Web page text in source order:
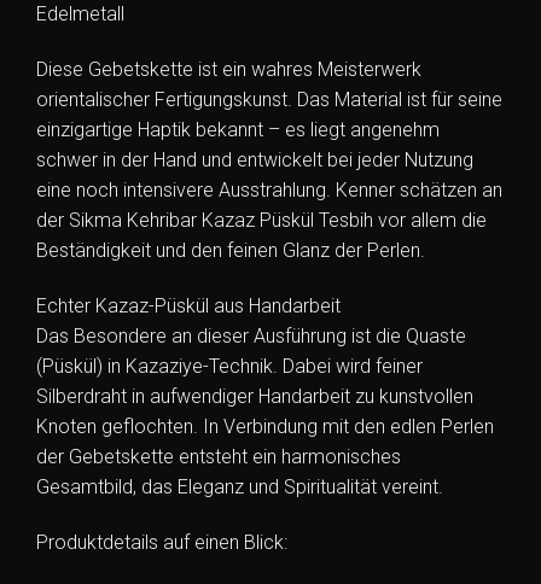
Edelmetall
Diese Gebetskette ist ein wahres Meisterwerk
orientalischer Fertigungskunst. Das Material ist für seine
einzigartige Haptik bekannt – es liegt angenehm
schwer in der Hand und entwickelt bei jeder Nutzung
eine noch intensivere Ausstrahlung. Kenner schätzen an
der Sikma Kehribar Kazaz Püskül Tesbih vor allem die
Beständigkeit und den feinen Glanz der Perlen.
Echter Kazaz-Püskül aus Handarbeit
Das Besondere an dieser Ausführung ist die Quaste
(Püskül) in Kazaziye-Technik. Dabei wird feiner
Silberdraht in aufwendiger Handarbeit zu kunstvollen
Knoten geflochten. In Verbindung mit den edlen Perlen
der Gebetskette entsteht ein harmonisches
Gesamtbild, das Eleganz und Spiritualität vereint.
Produktdetails auf einen Blick: